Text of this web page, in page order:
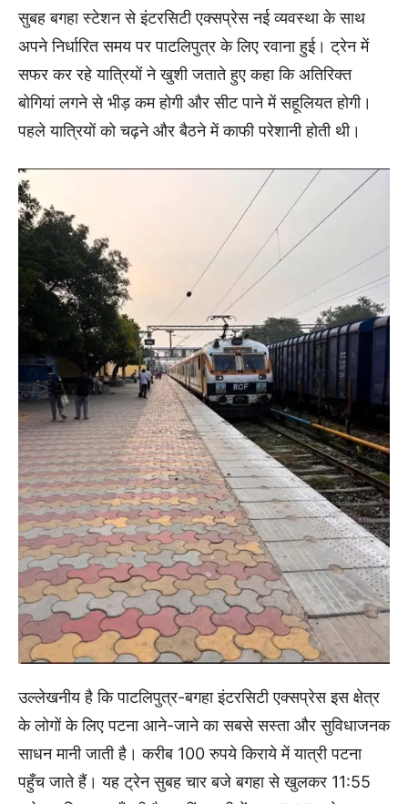
सुबह बगहा स्टेशन से इंटरसिटी एक्सप्रेस नई व्यवस्था के साथ
अपने निर्धारित समय पर पाटलिपुत्र के लिए रवाना हुई। ट्रेन में
सफर कर रहे यात्रियों ने खुशी जताते हुए कहा कि अतिरिक्त
बोगियां लगने से भीड़ कम होगी और सीट पाने में सहूलियत होगी।
पहले यात्रियों को चढ़ने और बैठने में काफी परेशानी होती थी।
उल्लेखनीय है कि पाटलिपुत्र-बगहा इंटरसिटी एक्सप्रेस इस क्षेत्र
के लोगों के लिए पटना आने-जाने का सबसे सस्ता और सुविधाजनक
साधन मानी जाती है। करीब 100 रुपये किराये में यात्री पटना
पहुँच जाते हैं। यह ट्रेन सुबह चार बजे बगहा से खुलकर 11:55